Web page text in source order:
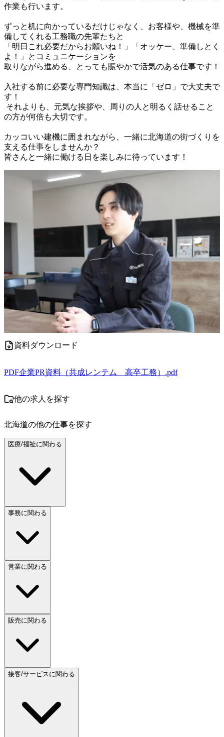
作業も行います。
ずっと机に向かっているだけじゃなく、お客様や、機械を準
備してくれる工務職の先輩たちと
「明日これ必要だからお願いね！」「オッケー、準備しとく
よ！」とコミュニケーションを
取りながら進める、とっても賑やかで活気のある仕事です！
入社する前に必要な専門知識は、本当に「ゼロ」で大丈夫で
す！
の方が何倍も大切です。
カッコいい建機に囲まれながら、一緒に北海道の街づくりを
支える仕事をしませんか？
資料ダウンロード
PDF企業PR資料（共成レンテム＿高卒工務）.pdf
他の求人を探す
北海道の他の仕事を探す
医療/福祉に関わる
事務に関わる
営業に関わる
販売に関わる
接客/サービスに関わる